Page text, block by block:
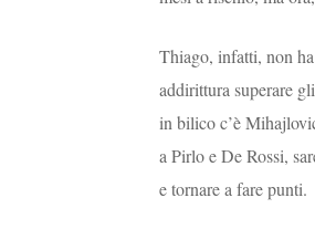
Thiago, infatti, non ha
addirittura superare
in bilico c’è
a Pirlo e De Rossi,
e tornare a fare punti.